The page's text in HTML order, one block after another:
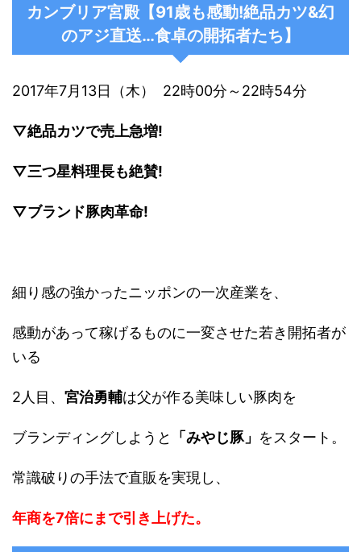
カンブリア宮殿【91歳も感動!絶品カツ&幻
のアジ直送…食卓の開拓者たち】
2017年7月13日（木） 22時00分～22時54分
▽絶品カツで売上急増!
▽三つ星料理長も絶賛!
▽ブランド豚肉革命!
細り感の強かったニッポンの一次産業を、
感動があって稼げるものに一変させた若き開拓者が
いる
2人目、 宮治勇輔は父が作る美味しい豚肉を
ブランディングしようと 「みやじ豚」 をスタート。
常識破りの手法で直販を実現し、
年商を7倍にまで引き上げた。